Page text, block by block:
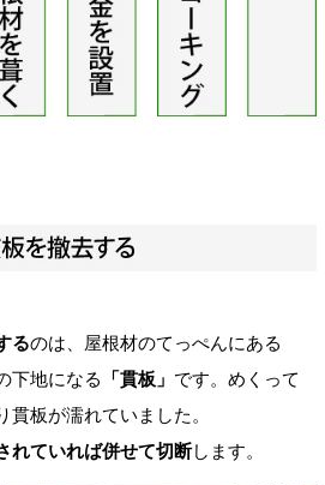
るのは、屋根材のてっぺんにある
下地になる 「貫板」 です。めくって
板が濡れていました。
れていれば併せて切断します。